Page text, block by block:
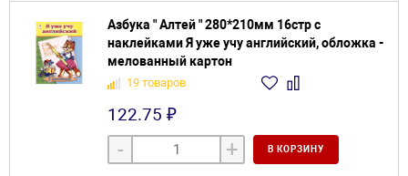
Азбука " Алтей " 280*210мм 16стр с
наклейками Я уже учу английский, обложка -
мелованный картон
19 товаров
122.75 ₽
- + В КОРЗИНУ